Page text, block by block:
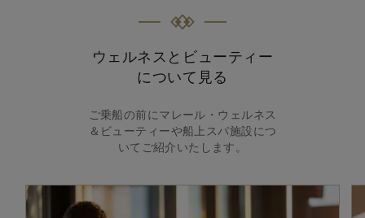
ウェルネスとビューティー
について見る
ご乗船の前にマレール・ウェルネス
＆ビューティーや船上スパ施設につ
いてご紹介いたします。